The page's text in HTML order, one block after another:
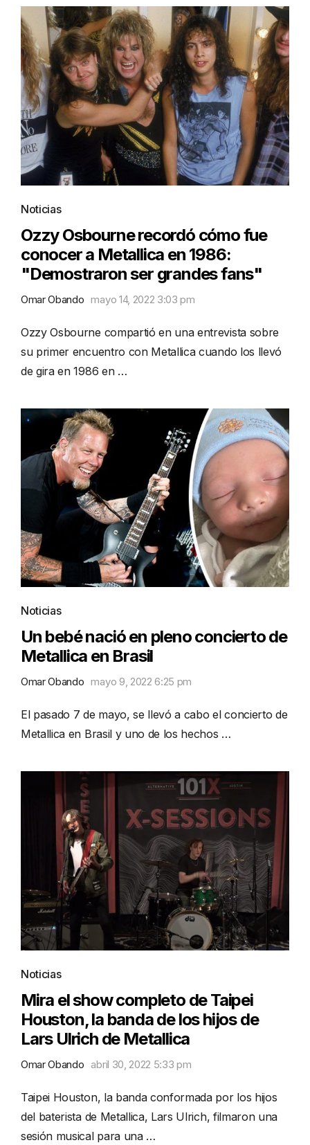
Noticias
Ozzy Osbourne recordó cómo fue
conocer a Metallica en 1986:
"Demostraron ser grandes fans"
Omar Obando mayo 14, 2022 3:03 pm
Ozzy Osbourne compartió en una entrevista sobre
su primer encuentro con Metallica cuando los llevó
de gira en 1986 en …
Noticias
Un bebé nació en pleno concierto de
Metallica en Brasil
Omar Obando mayo 9, 2022 6:25 pm
El pasado 7 de mayo, se llevó a cabo el concierto de
Metallica en Brasil y uno de los hechos …
Noticias
Mira el show completo de Taipei
Houston, la banda de los hijos de
Lars Ulrich de Metallica
Omar Obando abril 30, 2022 5:33 pm
Taipei Houston, la banda conformada por los hijos
del baterista de Metallica, Lars Ulrich, filmaron una
sesión musical para una …